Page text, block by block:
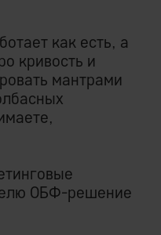
как есть, а
кривость и
мантрами
ОБФ-решение